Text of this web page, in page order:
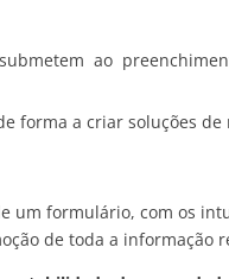
ao
forma a criar soluções
um formulário, com os
de toda a informação